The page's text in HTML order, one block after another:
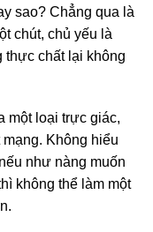
sao? Chẳng qua là
chút, chủ yếu là
thực chất lại không
một loại trực giác,
Không hiểu
như nàng muốn
không thể làm một